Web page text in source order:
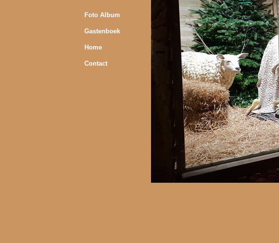
Foto Album
Gastenboek
Home
Contact